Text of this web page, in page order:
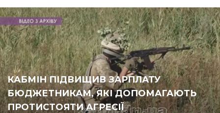
КАБМІН ПІДВИЩИВ ЗАРПЛАТУ
БЮДЖЕТНИКАМ, ЯКІ ДОПОМАГАЮТЬ
ПРОТИСТОЯТИ АГРЕСІЇ